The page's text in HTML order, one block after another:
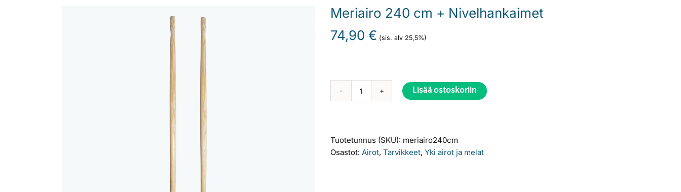
Meriairo 240 cm + Nivelhankaimet
74,90 € (sis. alv 25,5%)
Meriairo
Nivelhankaimet
määrä
Lisää ostoskoriin
Alternative:
Tuotetunnus (SKU): meriairo240cm
Osastot: Airot, Tarvikkeet, Yki airot ja melat